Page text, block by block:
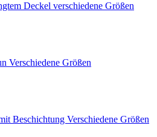
Deckel verschiedene Größen
Verschiedene Größen
Beschichtung Verschiedene Größen